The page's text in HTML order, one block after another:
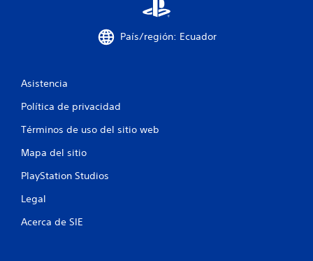
País/región: Ecuador
Asistencia
Política de privacidad
Términos de uso del sitio web
Mapa del sitio
PlayStation Studios
Legal
Acerca de SIE